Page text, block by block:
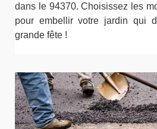
dans le 94370. Choisissez les
pour embellir votre jardin qui
grande fête !